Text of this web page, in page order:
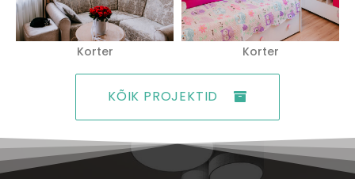
Korter Korter
KÕIK PROJEKTID